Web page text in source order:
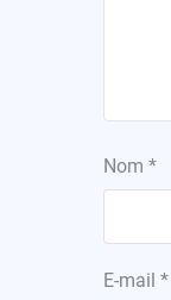
Nom *
E-mail *